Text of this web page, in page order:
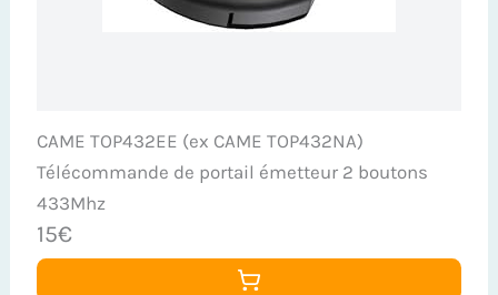
CAME TOP432EE (ex CAME TOP432NA)
Télécommande de portail émetteur 2 boutons
433Mhz
15€